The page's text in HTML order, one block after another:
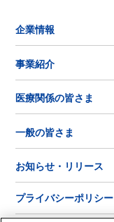
企業情報
事業紹介
医療関係の皆さま
一般の皆さま
お知らせ・リリース
プライバシーポリシー